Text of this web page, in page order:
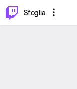
Sfoglia